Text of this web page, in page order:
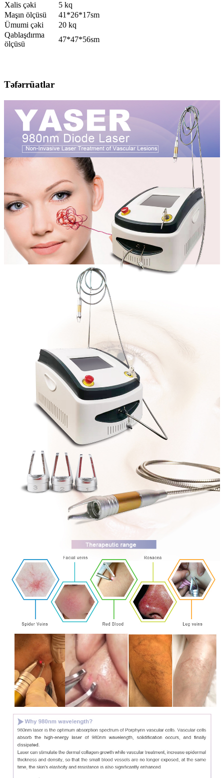
Xalis çəki
5 kq
Maşın ölçüsü
41*26*17sm
Ümumi çəki
20 kq
Qablaşdırma
ölçüsü
47*47*56sm
Təfərrüatlar